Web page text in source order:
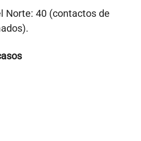
Norte: 40 (contactos de